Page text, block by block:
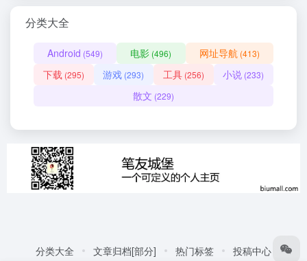
分类大全
Android (549) 电影 (496) 网址导航 (413)
下载 (295) 游戏 (293) 工具(256) 小说 (233)
散文 (229)
分类大全 文章归档[部分] 热门标签 投稿中心